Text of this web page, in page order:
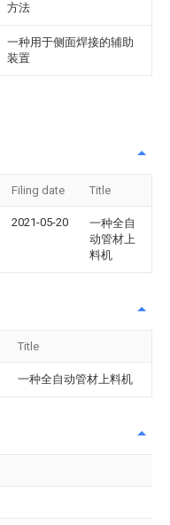
方法
一种用于侧面焊接的辅助
装置
Filing date Title
2021-05-20
一种全自
动管材上
料机
Title
一种全自动管材上料机